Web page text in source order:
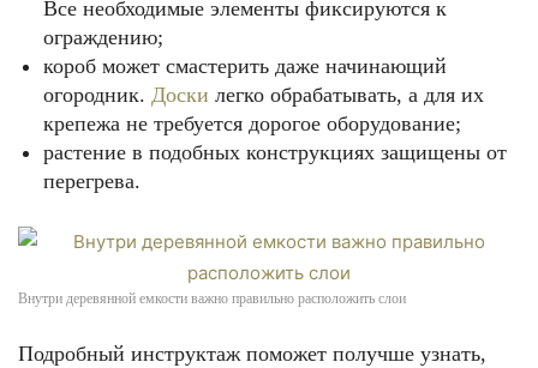
Все необходимые элементы фиксируются к
ограждению;
короб может смастерить даже начинающий
огородник. Доски легко обрабатывать, а для их
крепежа не требуется дорогое оборудование;
растение в подобных конструкциях защищены от
перегрева.
Внутри деревянной емкости важно правильно расположить слои
Подробный инструктаж поможет получше узнать,